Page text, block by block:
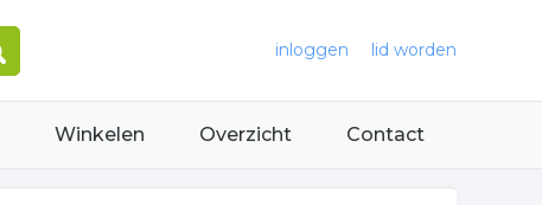
inloggen lid worden
Winkelen Overzicht Contact